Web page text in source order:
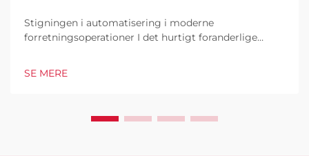
Stigningen i automatisering i moderne
forretningsoperationer I det hurtigt foranderlige
excellence. Disse sofistikerede maskiner
SE MERE